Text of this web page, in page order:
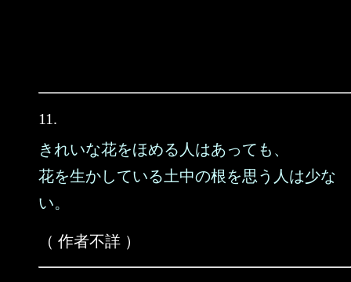
11.
きれいな花をほめる人はあっても、
花を生かしている土中の根を思う人は少な
い。
（ 作者不詳 ）